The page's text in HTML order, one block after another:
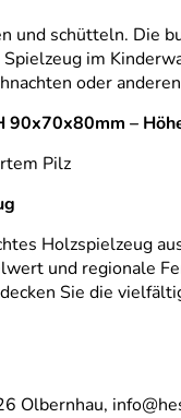
und schütteln. Die
im
oder
–
Pilz
Holzspielzeug
und regionale
Sie die
Olbernhau,